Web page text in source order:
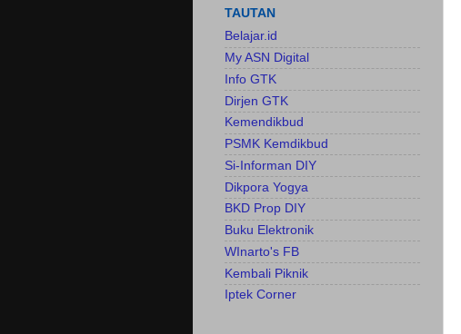
TAUTAN
Belajar.id
My ASN Digital
Info GTK
Dirjen GTK
Kemendikbud
PSMK Kemdikbud
Si-Informan DIY
Dikpora Yogya
BKD Prop DIY
Buku Elektronik
WInarto's FB
Kembali Piknik
Iptek Corner